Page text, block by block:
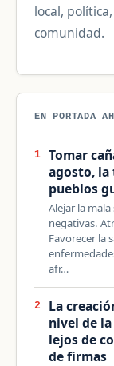
local,
comunidad.
EN PORTADA
1
Tomar
agosto,
pueblos
Alejar la
negativas.
Favorecer la
afr…
2
La
nivel de
lejos de
de firmas